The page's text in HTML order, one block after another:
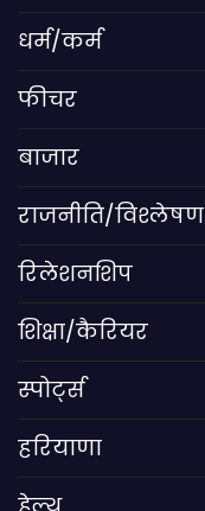
धर्म/कर्म
फीचर
बाजार
राजनीति/विश्लेषण
रिलेशनशिप
शिक्षा/कैरियर
स्पोर्ट्स
हरियाणा